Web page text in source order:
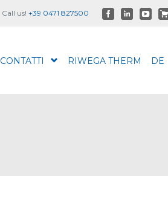
CONTATTI RIWEGA THERM DE
Call us! +39 0471 827500